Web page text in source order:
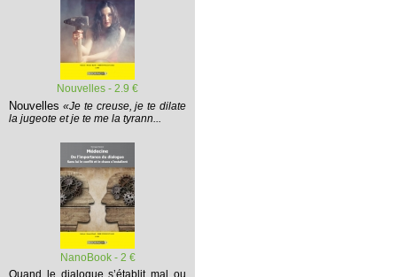
Nouvelles - 2.9 €
Nouvelles «Je te creuse, je te dilate
la jugeote et je te me la tyrann...
NanoBook - 2 €
Quand le dialogue s’établit mal ou